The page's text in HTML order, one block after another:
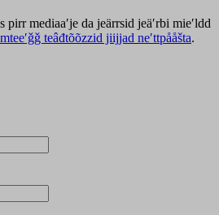
pirr mediaaʹje da jeärrsid jeäʹrbi mieʹldd
teâđtõõzzid jiijjad neʹttpååšta.